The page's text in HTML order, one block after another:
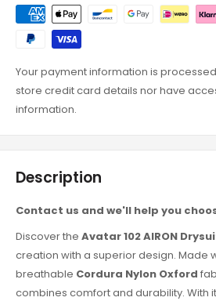
Your payment information is
store credit card details nor have
information.
Description
Contact us and we'll help you
Discover the Avatar 102 AIRON
creation with a superior design. Made
breathable Cordura Nylon Oxford
combines comfort and durability. With